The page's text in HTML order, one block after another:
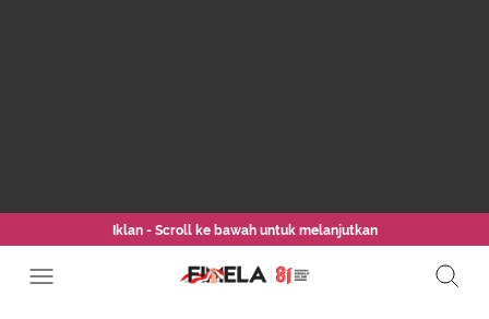
Iklan - Scroll ke bawah untuk melanjutkan